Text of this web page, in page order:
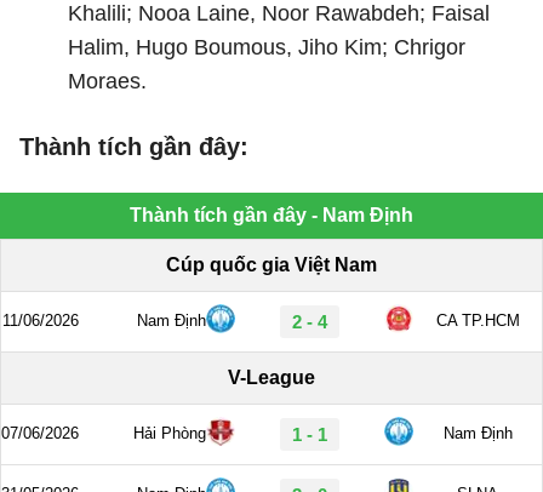
Khalili; Nooa Laine, Noor Rawabdeh; Faisal
Halim, Hugo Boumous, Jiho Kim; Chrigor
Moraes.
Thành tích gần đây: